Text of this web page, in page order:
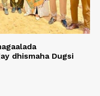
dhismaha Dugsi